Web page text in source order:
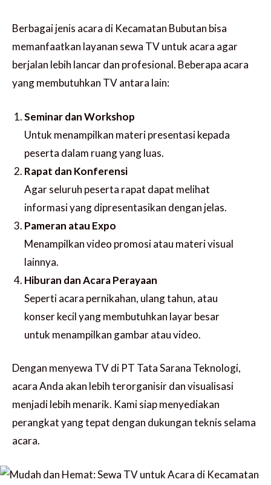
Berbagai jenis acara di Kecamatan Bubutan bisa
memanfaatkan layanan sewa TV untuk acara agar
berjalan lebih lancar dan profesional. Beberapa acara
yang membutuhkan TV antara lain:
Seminar dan Workshop
Untuk menampilkan materi presentasi kepada
peserta dalam ruang yang luas.
Rapat dan Konferensi
Agar seluruh peserta rapat dapat melihat
informasi yang dipresentasikan dengan jelas.
Pameran atau Expo
Menampilkan video promosi atau materi visual
lainnya.
Hiburan dan Acara Perayaan
Seperti acara pernikahan, ulang tahun, atau
konser kecil yang membutuhkan layar besar
untuk menampilkan gambar atau video.
Dengan menyewa TV di PT Tata Sarana Teknologi,
acara Anda akan lebih terorganisir dan visualisasi
menjadi lebih menarik. Kami siap menyediakan
perangkat yang tepat dengan dukungan teknis selama
acara.